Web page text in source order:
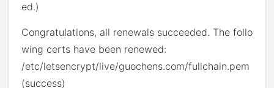
ed.)
Congratulations, all renewals succeeded. The follo
wing certs have been renewed:
/etc/letsencrypt/live/guochens.com/fullchain.pem
(success)